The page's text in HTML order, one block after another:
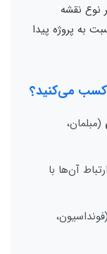
نوع نقشه
به پروژه پیدا
کسب می‌کنید؟
(مبلمان،
آن‌ها با
(فونداسیون،